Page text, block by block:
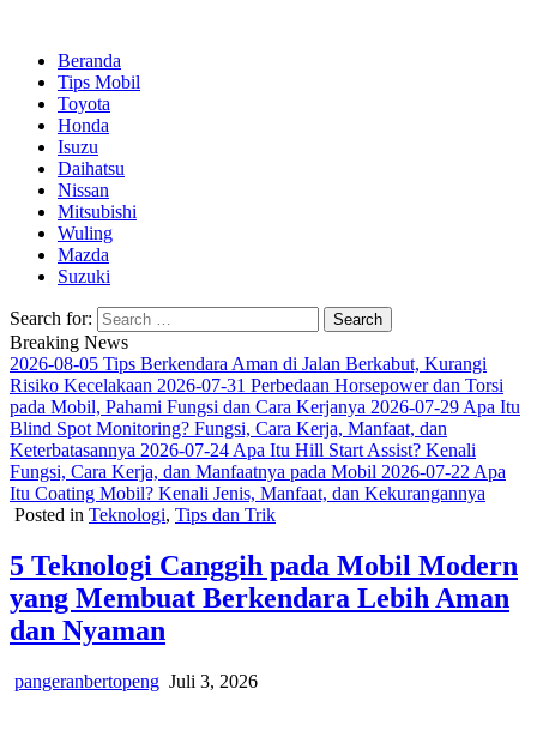
Beranda
Tips Mobil
Toyota
Honda
Isuzu
Daihatsu
Nissan
Mitsubishi
Wuling
Mazda
Suzuki
Search for:
Breaking News
2026-08-05 Tips Berkendara Aman di Jalan Berkabut, Kurangi
Risiko Kecelakaan 2026-07-31 Perbedaan Horsepower dan Torsi
pada Mobil, Pahami Fungsi dan Cara Kerjanya 2026-07-29 Apa Itu
Blind Spot Monitoring? Fungsi, Cara Kerja, Manfaat, dan
Keterbatasannya 2026-07-24 Apa Itu Hill Start Assist? Kenali
Fungsi, Cara Kerja, dan Manfaatnya pada Mobil 2026-07-22 Apa
Itu Coating Mobil? Kenali Jenis, Manfaat, dan Kekurangannya
Posted in Teknologi, Tips dan Trik
5 Teknologi Canggih pada Mobil Modern
yang Membuat Berkendara Lebih Aman
dan Nyaman
pangeranbertopeng Juli 3, 2026